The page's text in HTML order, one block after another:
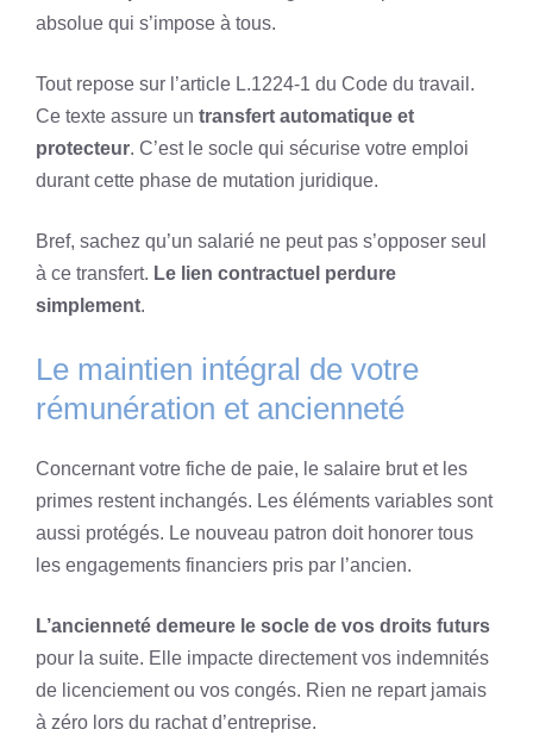
absolue qui s’impose à tous.
Tout repose sur l’article L.1224-1 du Code du travail.
Ce texte assure un transfert automatique et
protecteur. C’est le socle qui sécurise votre emploi
durant cette phase de mutation juridique.
Bref, sachez qu’un salarié ne peut pas s’opposer seul
à ce transfert. Le lien contractuel perdure
simplement.
Le maintien intégral de votre
rémunération et ancienneté
Concernant votre fiche de paie, le salaire brut et les
primes restent inchangés. Les éléments variables sont
aussi protégés. Le nouveau patron doit honorer tous
les engagements financiers pris par l’ancien.
L’ancienneté demeure le socle de vos droits futurs
pour la suite. Elle impacte directement vos indemnités
de licenciement ou vos congés. Rien ne repart jamais
à zéro lors du rachat d’entreprise.